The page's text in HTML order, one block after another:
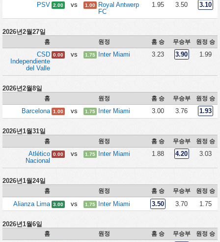
PSV 2.00 vs 1.00
Royal Antwerp
FC
1.95 3.50 3.10
2026년2월27일
홈 원정 홈 승 무승부 원정 승
CSD
Independiente
del Valle
0.00 vs 1.75 Inter Miami 3.23 3.90 1.99
2026년2월8일
홈 원정 홈 승 무승부 원정 승
Barcelona 1.00 vs 1.75 Inter Miami 3.00 3.76 1.93
2026년1월31일
홈 원정 홈 승 무승부 원정 승
Atlético
Nacional
0.00 vs 1.75 Inter Miami 1.88 4.20 3.03
2026년1월24일
홈 원정 홈 승 무승부 원정 승
Alianza Lima 3.00 vs 1.75 Inter Miami 3.50 3.70 1.75
2026년1월6일
홈 원정 홈 승 무승부 원정 승